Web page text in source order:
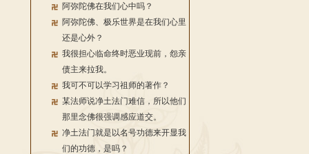
阿弥陀佛在我们心中吗？
阿弥陀佛、极乐世界是在我们心里
还是心外？
我很担心临命终时恶业现前，怨亲
债主来拉我。
我可不可以学习祖师的著作？
某法师说净土法门难信，所以他们
那里念佛很强调感应道交。
净土法门就是以名号功德来开显我
们的功德，是吗？